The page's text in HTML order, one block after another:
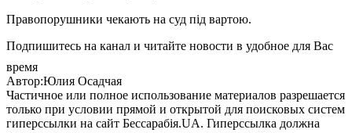
Правопорушники чекають на суд під вартою.
Подпишитесь на канал и читайте новости в удобное для Вас
время
Автор:Юлия Осадчая
Частичное или полное использование материалов разрешается
только при условии прямой и открытой для поисковых систем
гиперссылки на сайт Бессарабія.UA. Гиперссылка должна